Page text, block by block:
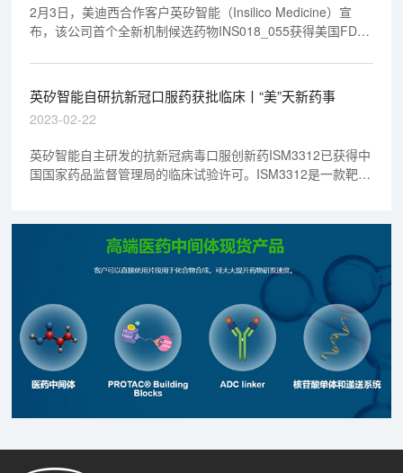
2月3日，美迪西合作客户英矽智能（Insilico Medicine）宣
布，该公司首个全新机制候选药物INS018_055获得美国FDA
INS018_055是一款具有全球首创潜力的小分子抑制剂。
英矽智能自研抗新冠口服药获批临床丨“美”天新药事
2023-02-22
英矽智能自主研发的抗新冠病毒口服创新药ISM3312已获得中
国国家药品监督管理局的临床试验许可。ISM3312是一款靶向